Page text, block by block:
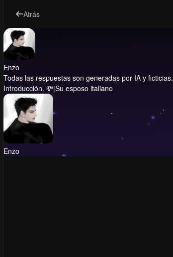
Atrás
Enzo
Todas las respuestas son generadas por IA y ficticias.
Introducción. 💸|Su esposo italiano
Enzo